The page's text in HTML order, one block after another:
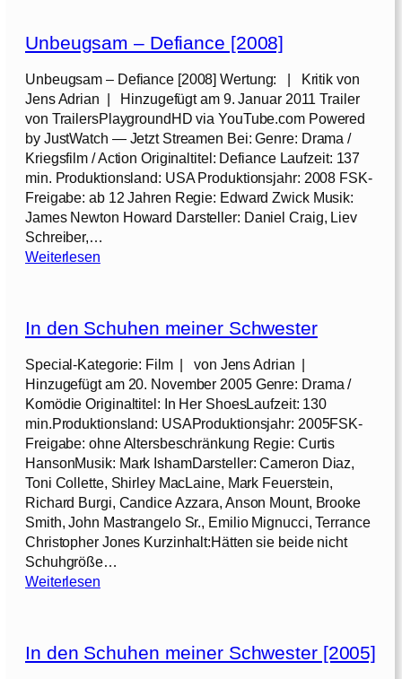
Unbeugsam – Defiance [2008]
Unbeugsam – Defiance [2008] Wertung: | Kritik von
Jens Adrian | Hinzugefügt am 9. Januar 2011 Trailer
von TrailersPlaygroundHD via YouTube.com Powered
by JustWatch — Jetzt Streamen Bei: Genre: Drama /
Kriegsfilm / Action Originaltitel: Defiance Laufzeit: 137
min. Produktionsland: USA Produktionsjahr: 2008 FSK-
Freigabe: ab 12 Jahren Regie: Edward Zwick Musik:
James Newton Howard Darsteller: Daniel Craig, Liev
Schreiber,…
Weiterlesen:
e
g
s
a
m
–
D
e
f
a
n
c
2
In den Schuhen meiner Schwester
Special-Kategorie: Film | von Jens Adrian |
Hinzugefügt am 20. November 2005 Genre: Drama /
Komödie Originaltitel: In Her ShoesLaufzeit: 130
min.Produktionsland: USAProduktionsjahr: 2005FSK-
Freigabe: ohne Altersbeschränkung Regie: Curtis
HansonMusik: Mark IshamDarsteller: Cameron Diaz,
Toni Collette, Shirley MacLaine, Mark Feuerstein,
Richard Burgi, Candice Azzara, Anson Mount, Brooke
Smith, John Mastrangelo Sr., Emilio Mignucci, Terrance
Christopher Jones Kurzinhalt:Hätten sie beide nicht
Schuhgröße…
Weiterlesen:
e
In den Schuhen meiner Schwester [2005]